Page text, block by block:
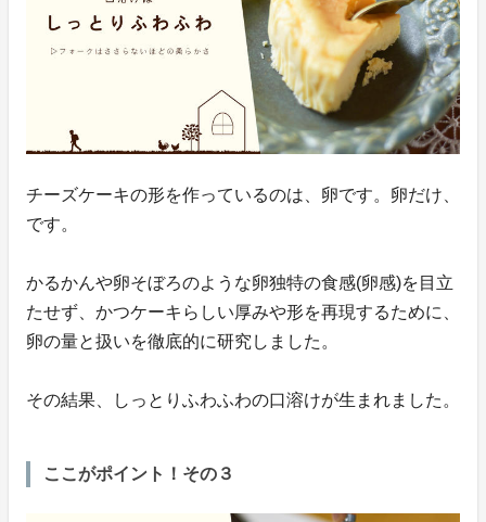
チーズケーキの形を作っているのは、卵です。卵だけ、
です。
かるかんや卵そぼろのような卵独特の食感(卵感)を目立
たせず、かつケーキらしい厚みや形を再現するために、
卵の量と扱いを徹底的に研究しました。
その結果、しっとりふわふわの口溶けが生まれました。
ここがポイント！その３